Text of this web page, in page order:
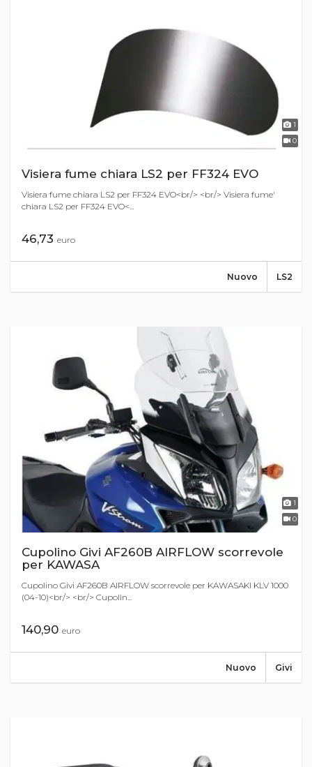
1
0
Visiera fume chiara LS2 per FF324 EVO
Visiera fume chiara LS2 per FF324 EVO<br/> <br/> Visiera fume'
chiara LS2 per FF324 EVO<...
46,73 euro
LS2
Nuovo
1
0
Cupolino Givi AF260B AIRFLOW scorrevole
per KAWASA
Cupolino Givi AF260B AIRFLOW scorrevole per KAWASAKI KLV 1000
(04-10)<br/> <br/> Cupolin...
140,90 euro
Givi
Nuovo